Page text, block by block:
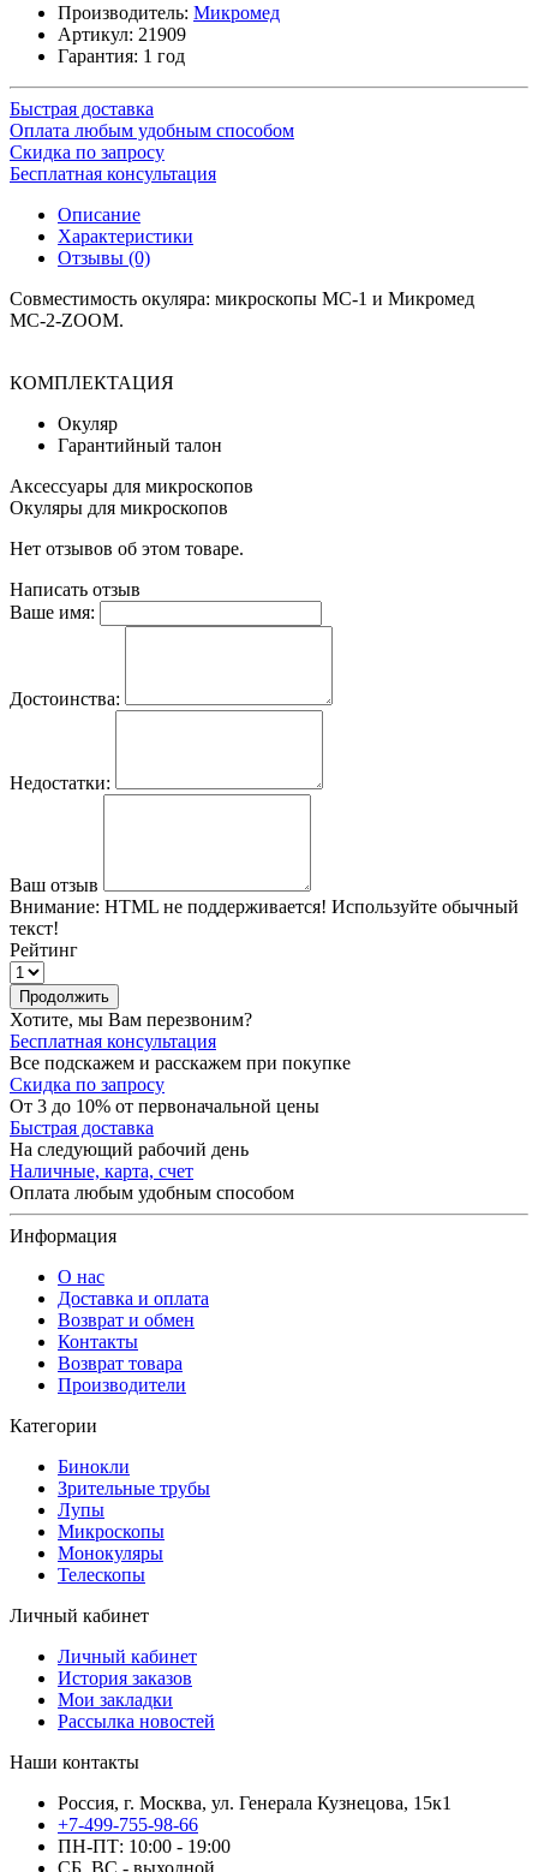
Производитель: Микромед
Артикул: 21909
Гарантия: 1 год
Быстрая доставка
Оплата любым удобным способом
Скидка по запросу
Бесплатная консультация
Описание
Характеристики
Отзывы (0)
Совместимость окуляра: микроскопы МС-1 и Микромед
МС-2-ZOOM.
КОМПЛЕКТАЦИЯ
Окуляр
Гарантийный талон
Аксессуары для микроскопов
Окуляры для микроскопов
Нет отзывов об этом товаре.
Написать отзыв
Ваше имя:
Достоинства:
Недостатки:
Ваш отзыв
Внимание: HTML не поддерживается! Используйте обычный
текст!
Рейтинг
Продолжить
Хотите, мы Вам перезвоним?
Бесплатная консультация
Все подскажем и расскажем при покупке
Скидка по запросу
От 3 до 10% от первоначальной цены
Быстрая доставка
На следующий рабочий день
Наличные, карта, счет
Оплата любым удобным способом
Информация
О нас
Доставка и оплата
Возврат и обмен
Контакты
Возврат товара
Производители
Категории
Бинокли
Зрительные трубы
Лупы
Микроскопы
Монокуляры
Телескопы
Личный кабинет
Личный кабинет
История заказов
Мои закладки
Рассылка новостей
Наши контакты
Россия, г. Москва, ул. Генерала Кузнецова, 15к1
+7-499-755-98-66
ПН-ПТ: 10:00 - 19:00
СБ, ВС - выходной